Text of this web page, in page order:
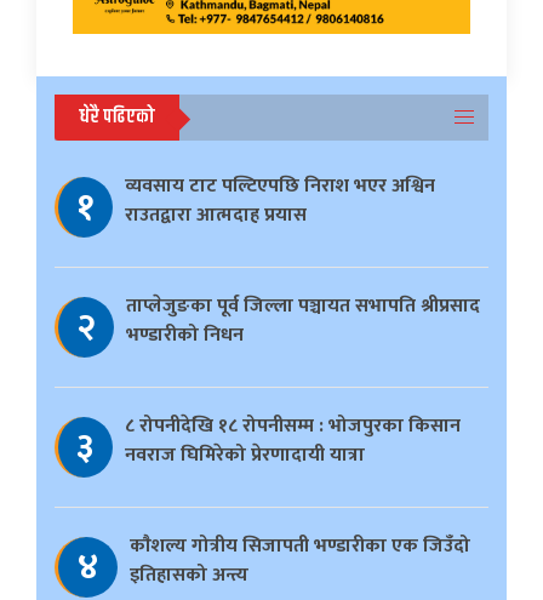
धेरै पढिएको
१
व्यवसाय टाट पल्टिएपछि निराश भएर अश्विन
राउतद्वारा आत्मदाह प्रयास
२
ताप्लेजुङका पूर्व जिल्ला पञ्चायत सभापति श्रीप्रसाद
भण्डारीको निधन
३
८ रोपनीदेखि १८ रोपनीसम्म : भोजपुरका किसान
नवराज घिमिरेको प्रेरणादायी यात्रा
४
काैशल्य गोत्रीय सिजापती भण्डारीका एक जिउँदो
इतिहासको अन्त्य